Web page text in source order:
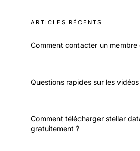
ARTICLES RÉCENTS
Comment contacter un membre
Questions rapides sur les
Comment télécharger stellar
gratuitement ?